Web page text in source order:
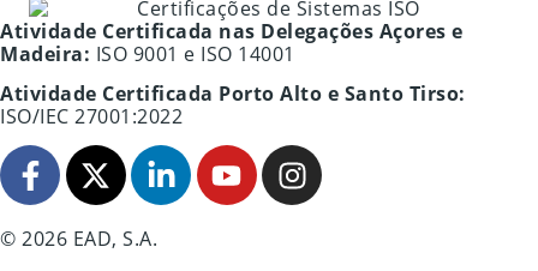
Atividade Certificada nas Delegações Açores e
Madeira: ISO 9001 e ISO 14001
Atividade Certificada Porto Alto e Santo Tirso:
ISO/IEC 27001:2022
© 2026 EAD, S.A.